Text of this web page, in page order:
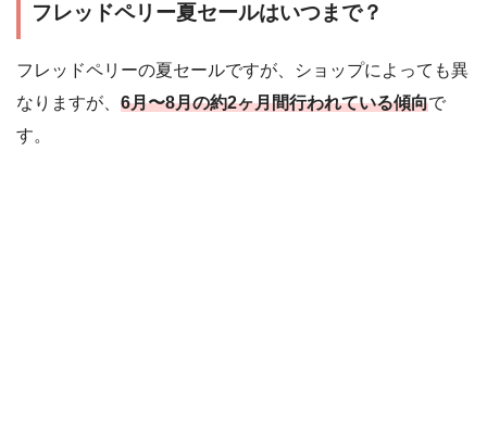
フレッドペリー夏セールはいつまで？
フレッドペリーの夏セールですが、ショップによっても異
なりますが、 6月〜8月の約2ヶ月間行われている傾向で
す。